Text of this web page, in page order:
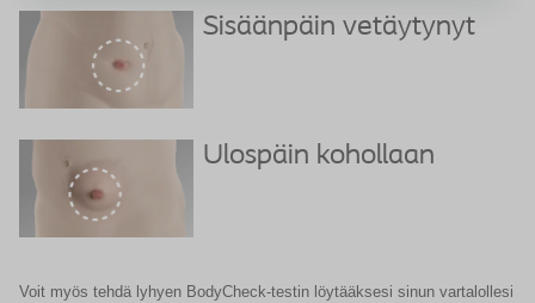
Sisäänpäin vetäytynyt
Ulospäin kohollaan
Voit myös tehdä lyhyen BodyCheck-testin löytääksesi sinun vartalollesi